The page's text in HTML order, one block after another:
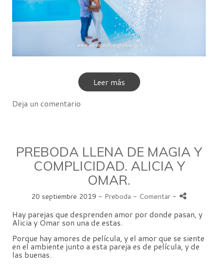
Leer más
Deja un comentario
PREBODA LLENA DE MAGIA Y
COMPLICIDAD. ALICIA Y
OMAR.
20 septiembre 2019 - Preboda - Comentar -
Hay parejas que desprenden amor por donde pasan, y
Alicia y Omar son una de estas.
Porque hay amores de película, y el amor que se siente
en el ambiente junto a esta pareja es de película, y de
las buenas.